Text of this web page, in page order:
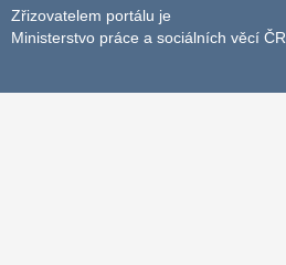
Zřizovatelem portálu je
Ministerstvo práce a sociálních věcí ČR